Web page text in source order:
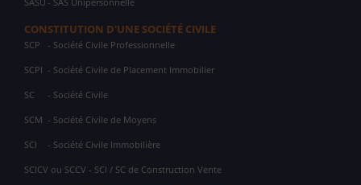
CONSTITUTION D'UNE SOCIÉTÉ CIVILE
SCP - Société Civile Professionnelle
SCPI - Société Civile de Placement Immobilier
SC - Société Civile
SCM - Société Civile de Moyens
SCI - Société Civile Immobilière
SCICV ou SCCV - SCI / SC de Construction Vente